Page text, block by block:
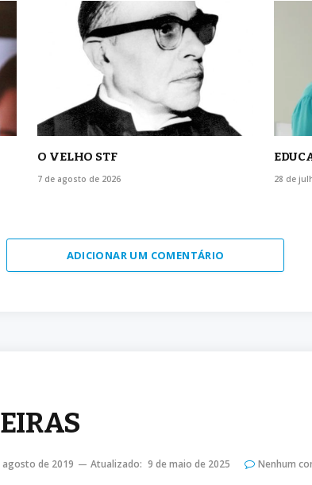
O VELHO STF
7 de agosto de 2026 28 de
ADICIONAR UM COMENTÁRIO
agosto de 2019 Atualizado: 9 de maio de 2025 Nenhum